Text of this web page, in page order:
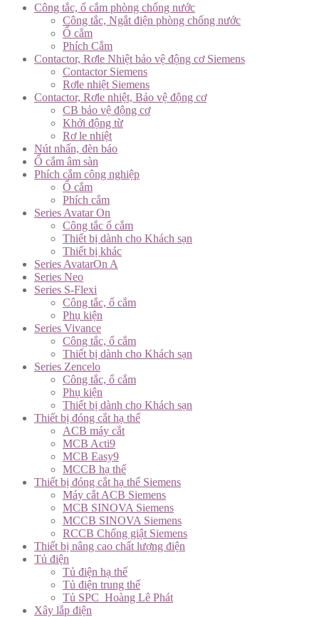
Công tắc, ổ cắm phòng chống nước
Công tắc, Ngắt điện phòng chống nước
Ổ cắm
Phích Cắm
Contactor, Rơle Nhiệt bảo vệ động cơ Siemens
Contactor Siemens
Rơle nhiệt Siemens
Contactor, Rơle nhiệt, Bảo vệ động cơ
CB bảo vệ động cơ
Khởi động từ
Rơ le nhiệt
Nút nhấn, đèn báo
Ổ cắm âm sàn
Phích cắm công nghiệp
Ổ cắm
Phích cắm
Series Avatar On
Công tắc ổ cắm
Thiết bị dành cho Khách sạn
Thiết bị khác
Series AvatarOn A
Series Neo
Series S-Flexi
Công tắc, ổ cắm
Phụ kiện
Series Vivance
Công tắc, ổ cắm
Thiết bị dành cho Khách sạn
Series Zencelo
Công tắc, ổ cắm
Phụ kiện
Thiết bị dành cho Khách sạn
Thiết bị đóng cắt hạ thế
ACB máy cắt
MCB Acti9
MCB Easy9
MCCB hạ thế
Thiết bị đóng cắt hạ thế Siemens
Máy cắt ACB Siemens
MCB SINOVA Siemens
MCCB SINOVA Siemens
RCCB Chống giật Siemens
Thiết bị nâng cao chất lượng điện
Tủ điện
Tủ điện hạ thế
Tủ điện trung thế
Tủ SPC_Hoàng Lê Phát
Xây lắp điện